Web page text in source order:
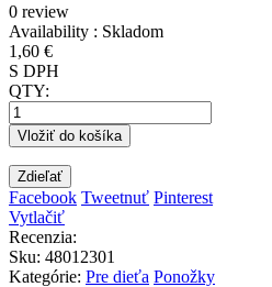
0 review
Availability : Skladom
1,60 €
S DPH
QTY:
Vložiť do košíka
Zdieľať
Facebook Tweetnuť Pinterest
Vytlačiť
Recenzia:
Sku: 48012301
Kategórie: Pre dieťa Ponožky